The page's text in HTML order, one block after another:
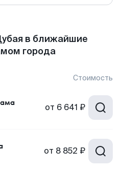
в ближайшие
города
Стоимость
от 6 641 ₽
от 8 852 ₽